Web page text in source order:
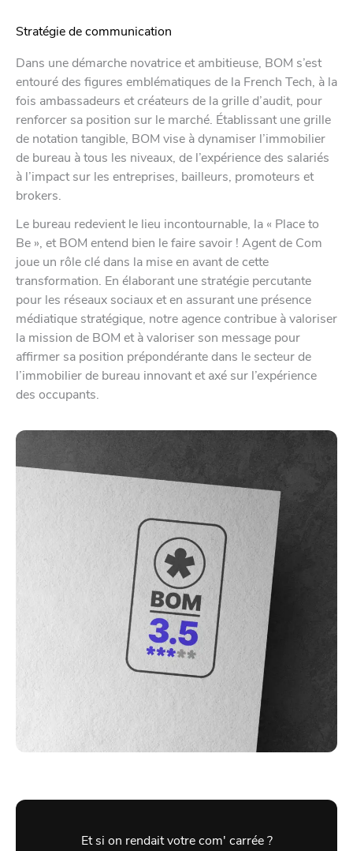
Stratégie de communication
Dans une démarche novatrice et ambitieuse, BOM s’est
entouré des figures emblématiques de la French Tech, à la
fois ambassadeurs et créateurs de la grille d’audit, pour
renforcer sa position sur le marché. Établissant une grille
de notation tangible, BOM vise à dynamiser l’immobilier
de bureau à tous les niveaux, de l’expérience des salariés
à l’impact sur les entreprises, bailleurs, promoteurs et
brokers.
Le bureau redevient le lieu incontournable, la « Place to
Be », et BOM entend bien le faire savoir ! Agent de Com
joue un rôle clé dans la mise en avant de cette
transformation. En élaborant une stratégie percutante
pour les réseaux sociaux et en assurant une présence
médiatique stratégique, notre agence contribue à valoriser
la mission de BOM et à valoriser son message pour
affirmer sa position prépondérante dans le secteur de
l’immobilier de bureau innovant et axé sur l’expérience
des occupants.
Et si on rendait votre com' carrée ?